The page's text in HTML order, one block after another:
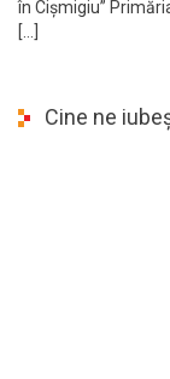
în Cișmigiu”
[…]
Cine ne